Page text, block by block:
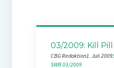
03/2009: Kill Pill
CBG Redaktion1. Juli 2009
SWB 03/2009